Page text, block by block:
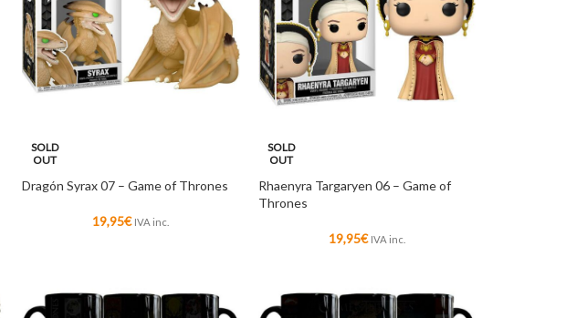
SOLD
OUT
Dragón Syrax 07 – Game of Thrones
19,95€ IVA inc.
SOLD
OUT
Rhaenyra Targaryen 06 – Game of
Thrones
19,95€ IVA inc.